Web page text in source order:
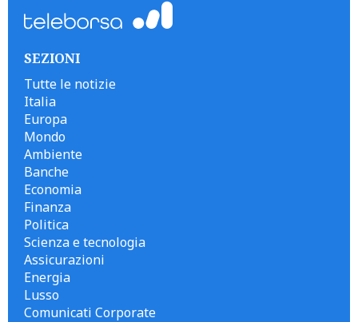
SEZIONI
Tutte le notizie
Italia
Europa
Mondo
Ambiente
Banche
Economia
Finanza
Politica
Scienza e tecnologia
Assicurazioni
Energia
Lusso
Comunicati Corporate